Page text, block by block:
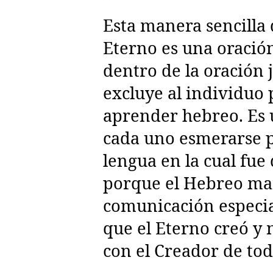
Esta manera
Eterno es una
dentro de la oración
excluye al individuo
aprender hebreo. Es
cada uno esmerarse
lengua en la cual fue
porque el Hebreo
comunicación
que el Eterno creó y
con el Creador de